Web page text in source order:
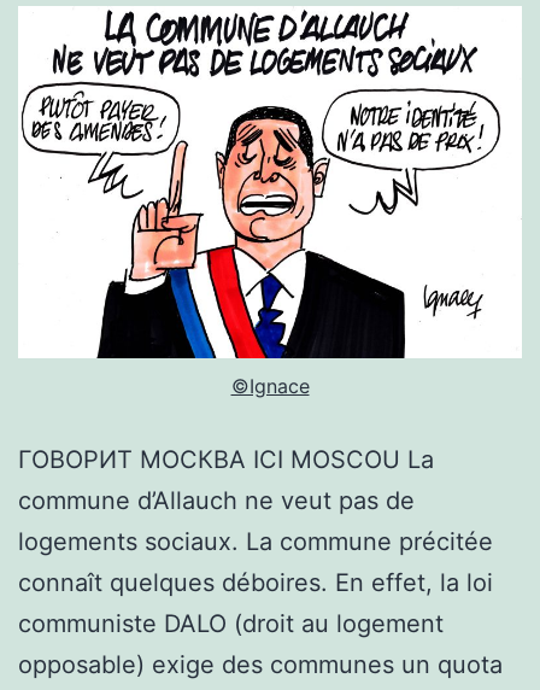
©Ignace
ГОВОРИТ МОСКВА ICI MOSCOU La
commune d’Allauch ne veut pas de
logements sociaux. La commune précitée
connaît quelques déboires. En effet, la loi
communiste DALO (droit au logement
opposable) exige des communes un quota